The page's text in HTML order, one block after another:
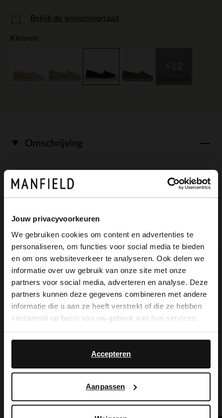
Jouw privacyvoorkeuren
We gebruiken cookies om content en advertenties te
personaliseren, om functies voor social media te bieden
en om ons websiteverkeer te analyseren. Ook delen we
informatie over uw gebruik van onze site met onze
partners voor social media, adverteren en analyse. Deze
partners kunnen deze gegevens combineren met andere
informatie die u aan ze heeft verstrekt of die ze hebben
verzameld op basis van uw gebruik van hun services.
Accepteren
Aanpassen
Bekijk de winkelvoorraad
Kleuren
Voor jou erbij gezocht
Omschrijving
Bruine suède espadrilles van Manfield
met touw gevlochten zool van 2 cm. We
adviseren als verzorging en bescherming
de Suède/Nubuck spray in transparant.
Alles over dit product
Maattabel
Bezorgen & retour
×
View this website in English?
It looks like your language isn't Dutch. Would
you like to switch to English?
English